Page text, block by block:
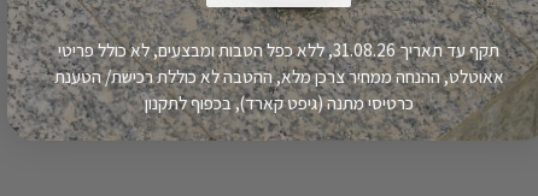
פירוט מוצר
תקף עד תאריך 31.08.26, ללא כפל הטבות ומבצעים, לא כולל פריטי
אאוטלט, ההנחה ממחיר צרכן מלא, ההטבה לא כוללת רכישת/ הטענת
כרטיסי מתנה (גיפט קארד), בכפוף לתקנון